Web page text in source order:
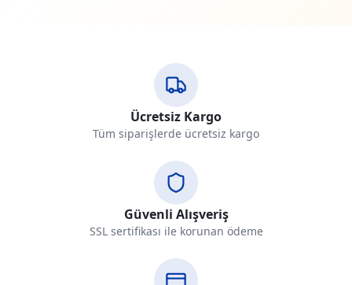
Ücretsiz Kargo
Tüm siparişlerde ücretsiz kargo
Güvenli Alışveriş
SSL sertifikası ile korunan ödeme